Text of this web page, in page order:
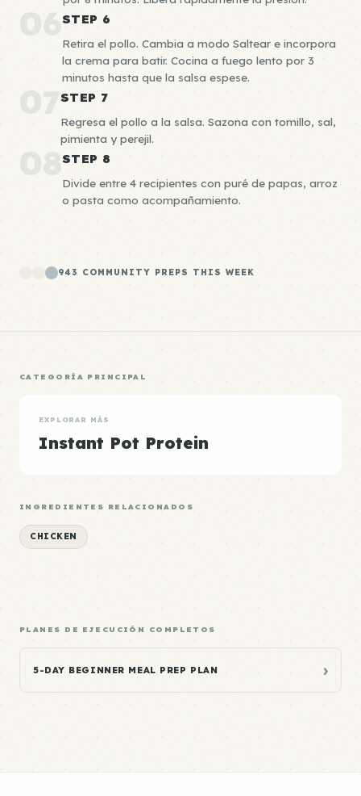
06 STEP 6
Retira el pollo. Cambia a modo Saltear e incorpora
la crema para batir. Cocina a fuego lento por 3
minutos hasta que la salsa espese.
07 STEP 7
Regresa el pollo a la salsa. Sazona con tomillo, sal,
pimienta y perejil.
08STEP 8
Divide entre 4 recipientes con puré de papas, arroz
o pasta como acompañamiento.
943 COMMUNITY PREPS THIS WEEK
CATEGORÍA PRINCIPAL
EXPLORAR MÁS
Instant Pot Protein
INGREDIENTES RELACIONADOS
CHICKEN
PLANES DE EJECUCIÓN COMPLETOS
5-DAY BEGINNER MEAL PREP PLAN ›